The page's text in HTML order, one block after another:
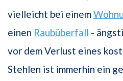
vielleicht bei einem
einen Raubüberfall -
vor dem Verlust eines
Stehlen ist immerhin ein